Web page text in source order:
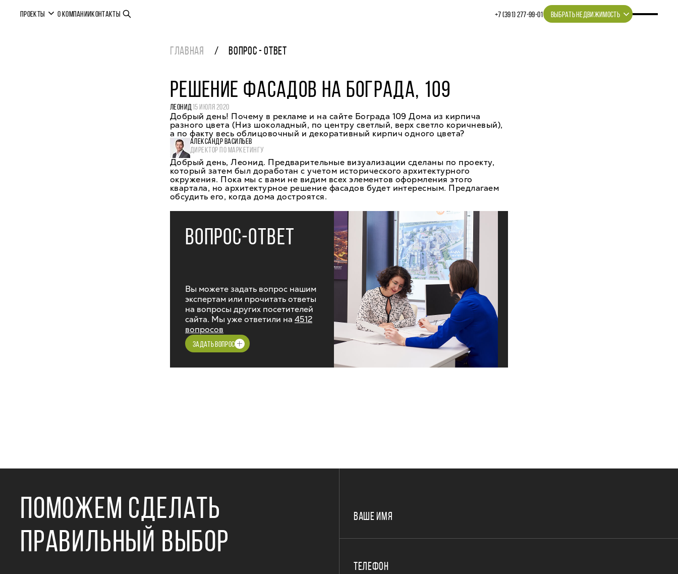
ПРОЕКТЫ О КОМПАНИИКОНТАКТЫ +7 (391) 277‒99‒01 ВЫБРАТЬ НЕДВИЖИМОСТЬ
ГЛАВНАЯ ВОПРОС - ОТВЕТ
РЕШЕНИЕ ФАСАДОВ НА БОГРАДА, 109
ЛЕОНИД15 ИЮЛЯ 2020
Добрый день! Почему в рекламе и на сайте Бограда 109 Дома из кирпича
разного цвета (Низ шоколадный, по центру светлый, верх светло коричневый),
а по факту весь облицовочный и декоративный кирпич одного цвета?
АЛЕКСАНДР ВАСИЛЬЕВ
ДИРЕКТОР ПО МАРКЕТИНГУ
Добрый день, Леонид. Предварительные визуализации сделаны по проекту,
который затем был доработан с учетом исторического архитектурного
окружения. Пока мы с вами не видим всех элементов оформления этого
квартала, но архитектурное решение фасадов будет интересным. Предлагаем
обсудить его, когда дома достроятся.
ВОПРОС-ОТВЕТ
Вы можете задать вопрос нашим
экспертам или прочитать ответы
на вопросы других посетителей
сайта. Мы уже ответили на 4512
вопросов
ЗАДАТЬ ВОПРОС
ПОМОЖЕМ СДЕЛАТЬ
ПРАВИЛЬНЫЙ ВЫБОР
ВАШЕ ИМЯ
ТЕЛЕФОН